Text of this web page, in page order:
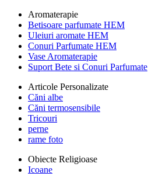
Aromaterapie
Betisoare parfumate HEM
Uleiuri aromate HEM
Conuri Parfumate HEM
Vase Aromaterapie
Suport Bete si Conuri Parfumate
Articole Personalizate
Căni albe
Căni termosensibile
Tricouri
perne
rame foto
Obiecte Religioase
Icoane